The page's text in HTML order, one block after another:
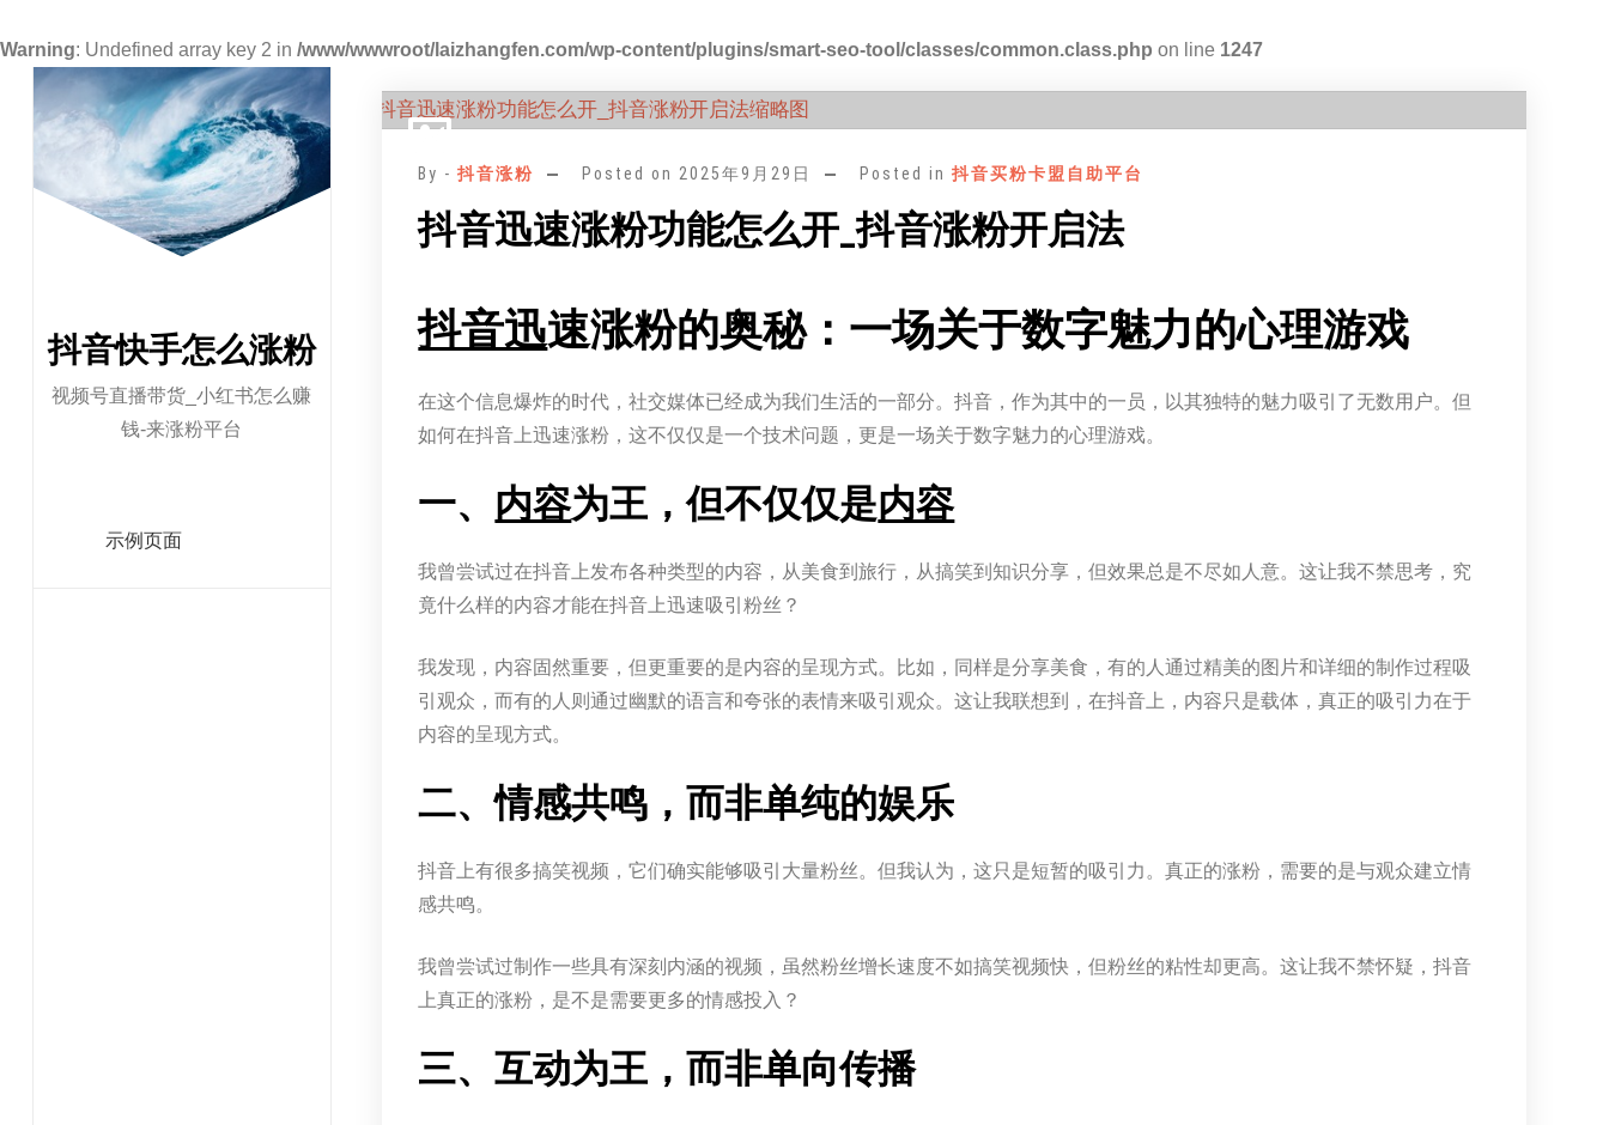
Warning: Undefined array key 2 in /www/wwwroot/laizhangfen.com/wp-content/plugins/smart-seo-tool/classes/common.class.php on line 1247
抖音快手怎么涨粉
视频号直播带货_小红书怎么赚
钱-来涨粉平台
示例页面
By -抖音涨粉 Posted on 2025年9月29日 Posted in抖音买粉卡盟自助平台
抖音迅速涨粉功能怎么开_抖音涨粉开启法
抖音迅速涨粉的奥秘：一场关于数字魅力的心理游戏
在这个信息爆炸的时代，社交媒体已经成为我们生活的一部分。抖音，作为其中的一员，以其独特的魅力吸引了无数用户。但
如何在抖音上迅速涨粉，这不仅仅是一个技术问题，更是一场关于数字魅力的心理游戏。
一、 内容为王，但不仅仅是内容
我曾尝试过在抖音上发布各种类型的内容，从美食到旅行，从搞笑到知识分享，但效果总是不尽如人意。这让我不禁思考，究
竟什么样的内容才能在抖音上迅速吸引粉丝？
我发现，内容固然重要，但更重要的是内容的呈现方式。比如，同样是分享美食，有的人通过精美的图片和详细的制作过程吸
引观众，而有的人则通过幽默的语言和夸张的表情来吸引观众。这让我联想到，在抖音上，内容只是载体，真正的吸引力在于
内容的呈现方式。
二、情感共鸣，而非单纯的娱乐
抖音上有很多搞笑视频，它们确实能够吸引大量粉丝。但我认为，这只是短暂的吸引力。真正的涨粉，需要的是与观众建立情
感共鸣。
我曾尝试过制作一些具有深刻内涵的视频，虽然粉丝增长速度不如搞笑视频快，但粉丝的粘性却更高。这让我不禁怀疑，抖音
上真正的涨粉，是不是需要更多的情感投入？
三、互动为王，而非单向传播